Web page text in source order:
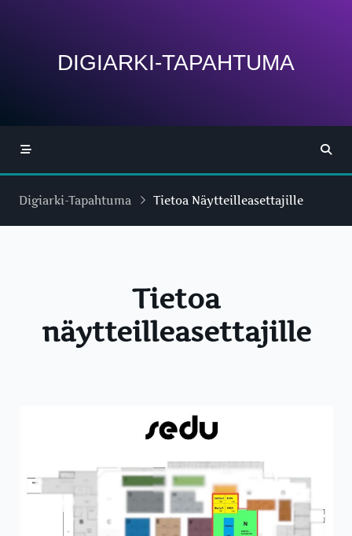
DIGIARKI-TAPAHTUMA
Digiarki-Tapahtuma Tietoa Näytteilleasettajille
Tietoa
näytteilleasettajille